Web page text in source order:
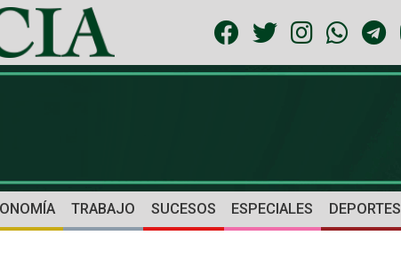
TRABAJO SUCESOS ESPECIALES DEPORTES